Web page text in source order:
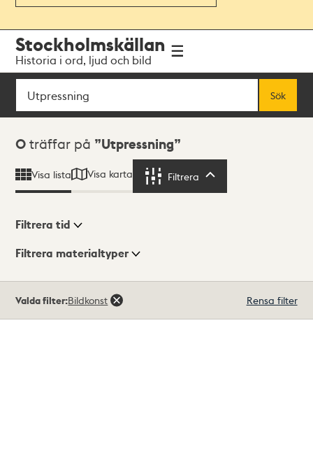
navigationen
huvudinnehållet
Stockholmskällan
Historia i ord, ljud och bild
Sök
Sök
Sökresultat
0 träffar på Utpressning
Visa lista Visa karta Filtrera
Visningsläge
Filtrera tid
Filtrera materialtyper
träffar
Valda filter:Bildkonst Rensa filter